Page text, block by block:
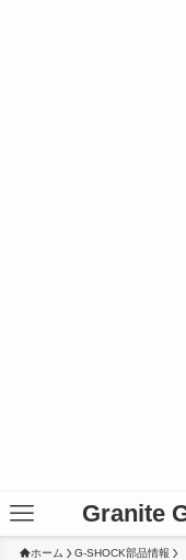
Granite
ホーム G-SHOCK部品情報